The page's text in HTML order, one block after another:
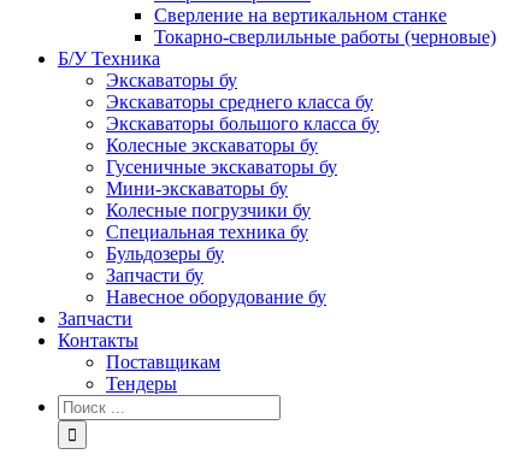
Сверление на вертикальном станке
Токарно-сверлильные работы (черновые)
Б/У Техника
Экскаваторы бу
Экскаваторы среднего класса бу
Экскаваторы большого класса бу
Колесные экскаваторы бу
Гусеничные экскаваторы бу
Мини-экскаваторы бу
Колесные погрузчики бу
Специальная техника бу
Бульдозеры бу
Запчасти бу
Навесное оборудование бу
Запчасти
Контакты
Поставщикам
Тендеры
Результат
поиска: